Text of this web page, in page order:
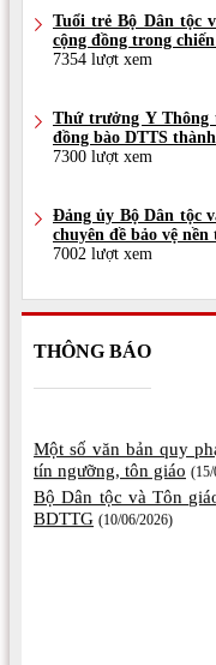
Tuổi trẻ Bộ Dân tộc
cộng đồng trong
7354 lượt xem
Thứ trưởng Y
đồng bào DTTS
7300 lượt xem
Đảng ủy Bộ Dân tộc
chuyên đề bảo vệ
7002 lượt xem
THÔNG BÁO
tín ngưỡng, tôn giáo
Bộ Dân tộc và Tôn
BDTTG (10/06/2026)